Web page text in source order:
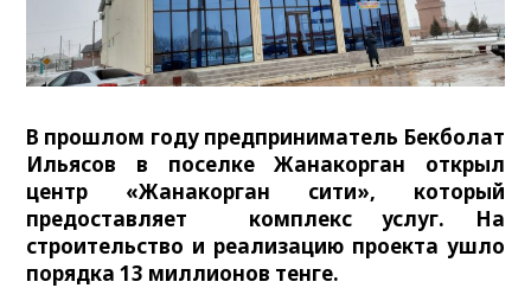
В прошлом году предприниматель Бекболат
Ильясов в поселке Жанакорган открыл
центр «Жанакорган сити», который
предоставляет комплекс услуг. На
строительство и реализацию проекта ушло
порядка 13 миллионов тенге.